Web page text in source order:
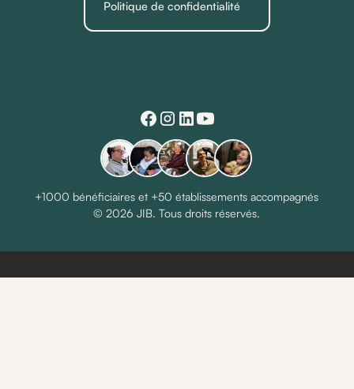
Politique de confidentialité
© 2026 JIB. Tous droits réservés.
+1000 bénéficiaires et +50 établissements accompagnés